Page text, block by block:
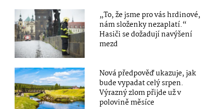
„To, že jsme pro vás hrdinové,
nám složenky nezaplatí.“
Hasiči se dožadují navýšení
mezd
Nová předpověď ukazuje, jak
bude vypadat celý srpen.
Výrazný zlom přijde už v
polovině měsíce